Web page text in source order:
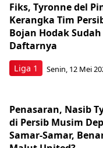
Liga 1
Fiks, Tyronne del
Kerangka Tim
Bojan Hodak
Daftarnya
Senin, 12 Mei
Penasaran, Nasib
di Persib Musim
Samar-Samar,